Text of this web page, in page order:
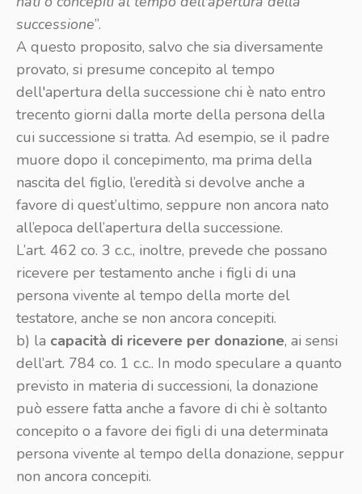
successione”.
A questo proposito, salvo che sia diversamente
provato, si presume concepito al tempo
dell'apertura della successione chi è nato entro
trecento giorni dalla morte della persona della
cui successione si tratta. Ad esempio, se il padre
muore dopo il concepimento, ma prima della
nascita del figlio, l’eredità si devolve anche a
favore di quest’ultimo, seppure non ancora nato
all’epoca dell’apertura della successione.
L’art. 462 co. 3 c.c., inoltre, prevede che possano
ricevere per testamento anche i figli di una
persona vivente al tempo della morte del
testatore, anche se non ancora concepiti.
b) la capacità di ricevere per donazione, ai sensi
dell’art. 784 co. 1 c.c.. In modo speculare a quanto
previsto in materia di successioni, la donazione
può essere fatta anche a favore di chi è soltanto
concepito o a favore dei figli di una determinata
persona vivente al tempo della donazione, seppur
non ancora concepiti.